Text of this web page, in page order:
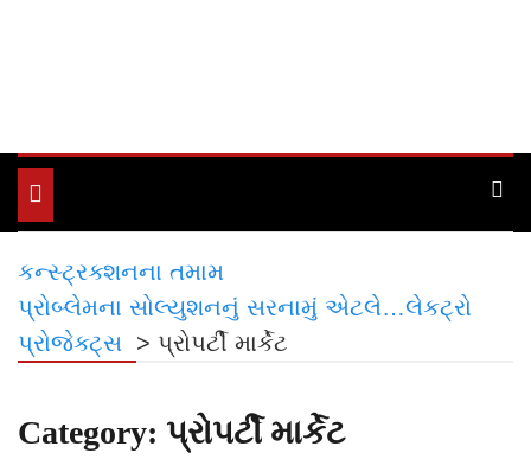
Toggle
navigation
કન્સ્ટ્રક્શનના તમામ
પ્રોબ્લેમના સોલ્યુશનનું સરનામું એટલે…લેકટ્રો
પ્રોજેક્ટ્સ > પ્રોપર્ટી માર્કેટ
Category: પ્રોપર્ટી માર્કેટ